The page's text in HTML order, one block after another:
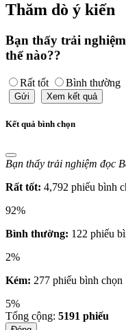
Thăm dò ý kiến
Bạn thấy trải
thế nào??
Rất tốt Bình thường
Gửi Xem kết quả
Kết quả bình chọn
Bạn thấy trải nghiệm đọc
Rất tốt: 4,792 phiếu bình
92%
Bình thường: 122 phiếu
2%
Kém: 277 phiếu bình chọn
5%
Tổng cộng: 5191 phiếu